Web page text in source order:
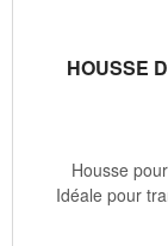
HOUSSE
Housse
Idéale pour